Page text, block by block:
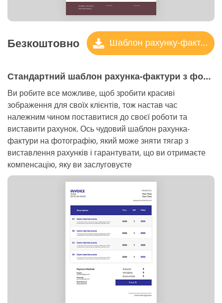
Безкоштовно Шаблон рахунку-фактури
Стандартний шаблон рахунка-фактури з фотографією
Ви робите все можливе, щоб зробити красиві
зображення для своїх клієнтів, тож настав час
належним чином поставитися до своєї роботи та
виставити рахунок. Ось чудовий шаблон рахунка-
фактури на фотографію, який може зняти тягар з
виставлення рахунків і гарантувати, що ви отримаєте
компенсацію, яку ви заслуговуєте